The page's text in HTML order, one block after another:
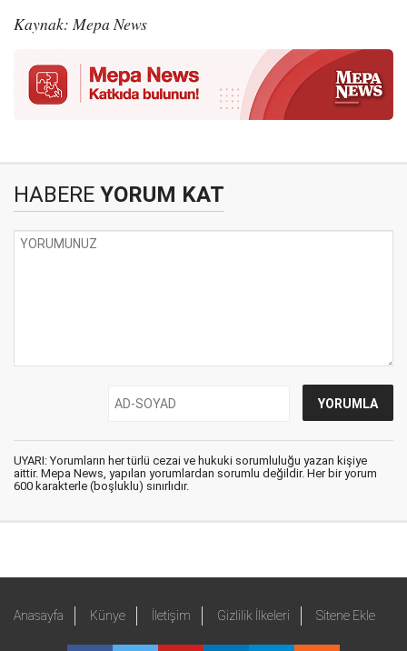
Kaynak: Mepa News
HABERE YORUM KAT
UYARI: Yorumların her türlü cezai ve hukuki sorumluluğu yazan kişiye
aittir. Mepa News, yapılan yorumlardan sorumlu değildir. Her bir yorum
600 karakterle (boşluklu) sınırlıdır.
Anasayfa Künye İletişim Gizlilik İlkeleri Sitene Ekle